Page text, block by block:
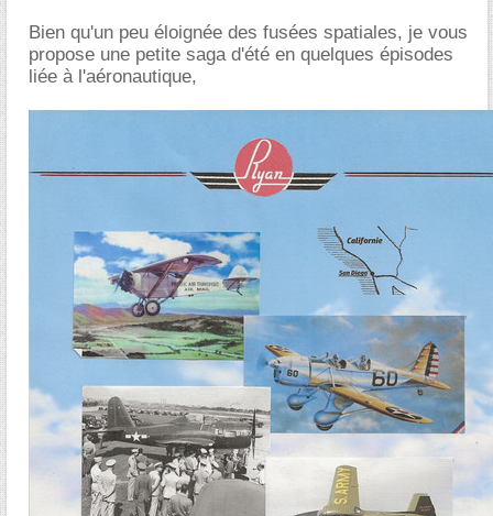
Bien qu'un peu éloignée des fusées spatiales, je vous
propose une petite saga d'été en quelques épisodes
liée à l'aéronautique,